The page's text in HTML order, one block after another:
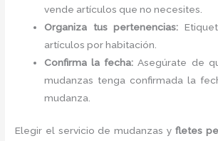
vende artículos que no necesites.
Organiza tus pertenencias:
artículos por habitación.
Confirma la fecha: Asegúrate de
mudanzas tenga confirmada la
mudanza.
Elegir el servicio de mudanzas y fletes